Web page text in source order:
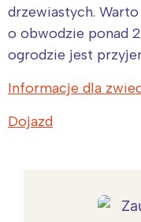
drzewiastych.
o obwodzie ponad
ogrodzie jest
Informacje dla
Dojazd